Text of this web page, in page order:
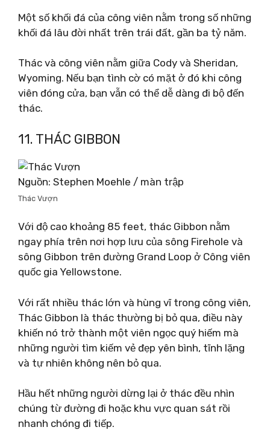
Một số khối đá của công viên nằm trong số những
khối đá lâu đời nhất trên trái đất, gần ba tỷ năm.
Thác và công viên nằm giữa Cody và Sheridan,
Wyoming. Nếu bạn tình cờ có mặt ở đó khi công
viên đóng cửa, bạn vẫn có thể dễ dàng đi bộ đến
thác.
11. THÁC GIBBON
Nguồn: Stephen Moehle / màn trập
Thác Vượn
Với độ cao khoảng 85 feet, thác Gibbon nằm
ngay phía trên nơi hợp lưu của sông Firehole và
sông Gibbon trên đường Grand Loop ở Công viên
quốc gia Yellowstone.
Với rất nhiều thác lớn và hùng vĩ trong công viên,
Thác Gibbon là thác thường bị bỏ qua, điều này
khiến nó trở thành một viên ngọc quý hiếm mà
những người tìm kiếm vẻ đẹp yên bình, tĩnh lặng
và tự nhiên không nên bỏ qua.
Hầu hết những người dừng lại ở thác đều nhìn
chúng từ đường đi hoặc khu vực quan sát rồi
nhanh chóng đi tiếp.